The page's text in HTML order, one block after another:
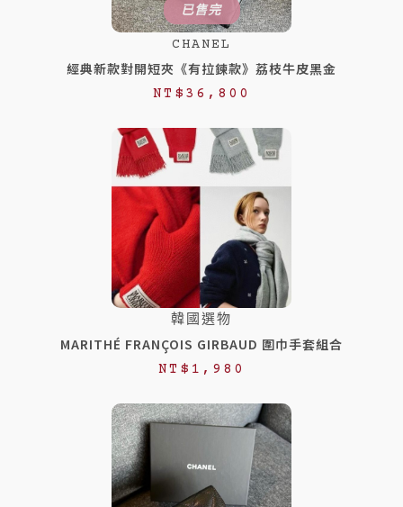
已售完
CHANEL
經典新款對開短夾《有拉鍊款》荔枝牛皮黑金
NT$ 36,800
韓國選物
MARITHÉ FRANÇOIS GIRBAUD 圍巾手套組合
NT$ 1,980